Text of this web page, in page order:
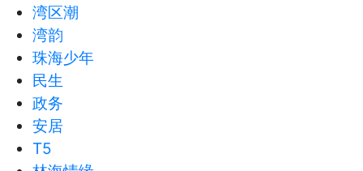
湾区潮
湾韵
珠海少年
民生
政务
安居
T5